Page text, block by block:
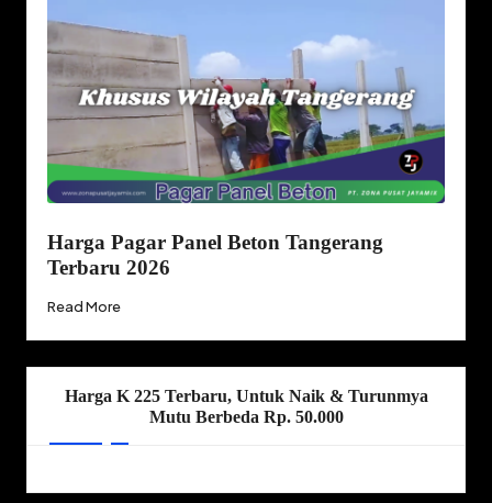
Harga Pagar Panel Beton Tangerang
Terbaru 2026
Read More
Harga K 225 Terbaru, Untuk Naik & Turunmya
Mutu Berbeda Rp. 50.000